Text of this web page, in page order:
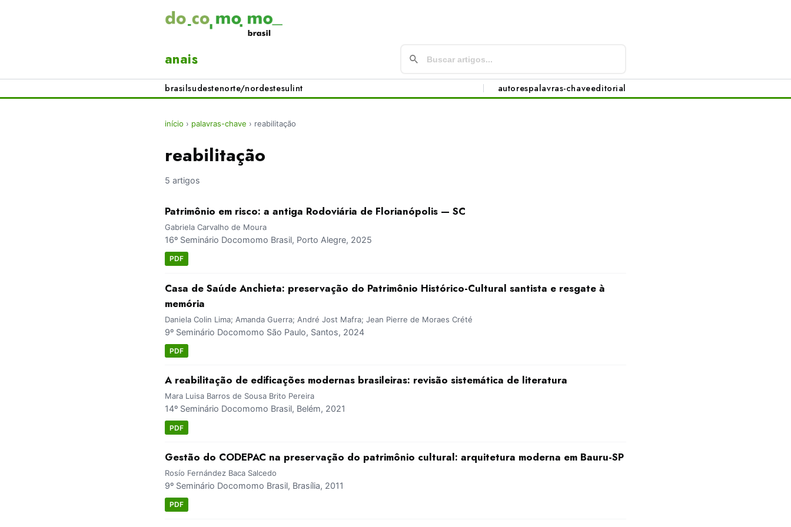
anais
brasilsudestenorte/nordestesulint autorespalavras-chaveeditorial
início › palavras-chave › reabilitação
reabilitação
5 artigos
Patrimônio em risco: a antiga Rodoviária de Florianópolis — SC
Gabriela Carvalho de Moura
16º Seminário Docomomo Brasil, Porto Alegre, 2025
PDF
Casa de Saúde Anchieta: preservação do Patrimônio Histórico-Cultural santista e resgate à
memória
Daniela Colin Lima; Amanda Guerra; André Jost Mafra; Jean Pierre de Moraes Crété
9º Seminário Docomomo São Paulo, Santos, 2024
PDF
A reabilitação de edificações modernas brasileiras: revisão sistemática de literatura
Mara Luisa Barros de Sousa Brito Pereira
14º Seminário Docomomo Brasil, Belém, 2021
PDF
Gestão do CODEPAC na preservação do patrimônio cultural: arquitetura moderna em Bauru-SP
Rosío Fernández Baca Salcedo
9º Seminário Docomomo Brasil, Brasília, 2011
PDF